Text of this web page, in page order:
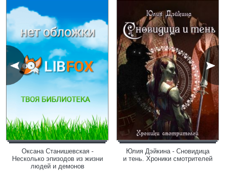
Оксана Станишевская -
Несколько эпизодов из жизни
людей и демонов
Юлия Дэйкина - Сновидица
и тень. Хроники смотрителей